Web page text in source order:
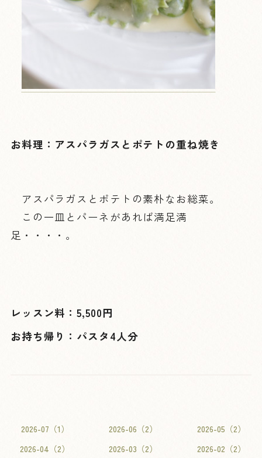
お料理：アスパラガスとポテトの重ね焼き
アスパラガスとポテトの素朴なお総菜。
この一皿とパーネがあれば満足満
足・・・・。
レッスン料：5,500円
お持ち帰り：パスタ4人分
2026-07（1） 2026-06（2）
2026-05（2）
2026-04（2）
2026-03（2） 2026-02（2）